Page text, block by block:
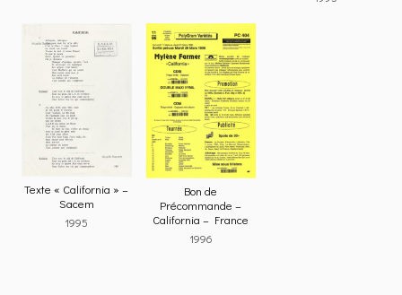
Texte « California » –
Sacem
1995
Bon de
Précommande –
California – France
1996